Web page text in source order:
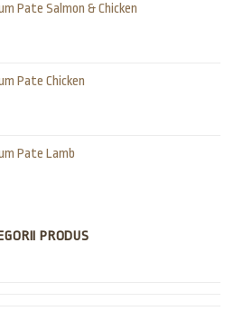
Pate Salmon & Chicken
Pate Chicken
Pate Lamb
PRODUS